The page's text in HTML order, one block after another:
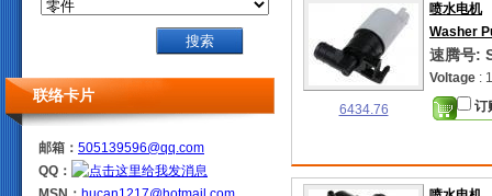
6434.76
喷水电机
Washer
速腾号:
Voltage :
订
联络卡片
邮箱： 505139596@qq.com
QQ：